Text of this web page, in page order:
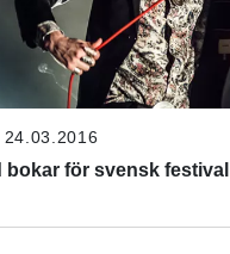
24.03.2016
bokar för svensk